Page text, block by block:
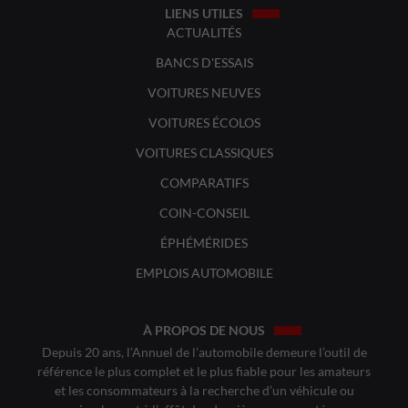
LIENS UTILES
ACTUALITÉS
BANCS D'ESSAIS
VOITURES NEUVES
VOITURES ÉCOLOS
VOITURES CLASSIQUES
COMPARATIFS
COIN-CONSEIL
ÉPHÉMÉRIDES
EMPLOIS AUTOMOBILE
À PROPOS DE NOUS
Depuis 20 ans, l’Annuel de l’automobile demeure l’outil de
référence le plus complet et le plus fiable pour les amateurs
et les consommateurs à la recherche d’un véhicule ou